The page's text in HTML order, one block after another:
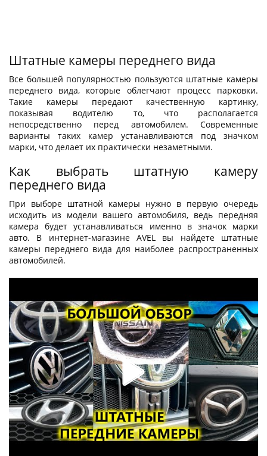
Штатные камеры переднего вида
Все большей популярностью пользуются штатные камеры
переднего вида, которые облегчают процесс парковки.
Такие камеры передают качественную картинку,
показывая водителю то, что располагается
непосредственно перед автомобилем. Современные
варианты таких камер устанавливаются под значком
марки, что делает их практически незаметными.
Как выбрать штатную камеру
переднего вида
При выборе штатной камеры нужно в первую очередь
исходить из модели вашего автомобиля, ведь передняя
камера будет устанавливаться именно в значок марки
авто. В интернет-магазине AVEL вы найдете штатные
камеры переднего вида для наиболее распространенных
автомобилей.